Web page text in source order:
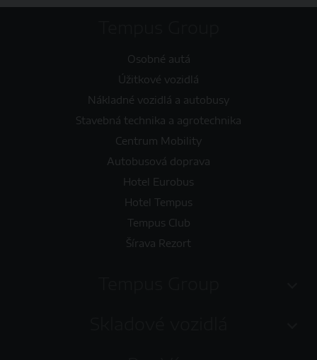
Osobné autá
Úžitkové vozidlá
Nákladné vozidlá a autobusy
Stavebná technika a agrotechnika
Centrum Mobility
Autobusová doprava
Hotel Eurobus
Hotel Tempus
Tempus Club
Šírava Rezort